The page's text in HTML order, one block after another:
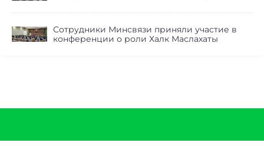
Сотрудники Минсвязи приняли участие в
конференции о роли Халк Маслахаты